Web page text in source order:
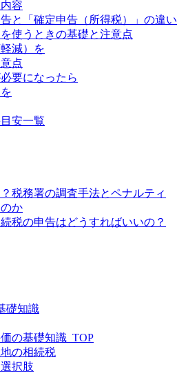
容
と「確定申告（所得税）」の違い
使うときの基礎と注意点
減）を
点
要になったら
安一覧
税務署の調査手法とペナルティ
か
税の申告はどうすればいいの？
礎知識
の基礎知識_TOP
の相続税
択肢